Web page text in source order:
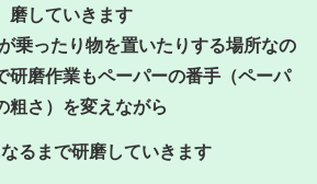
磨していきます
乗ったり物を置いたりする場所なの
研磨作業もペーパーの番手（ペーパ
粗さ）を変えながら
るまで研磨していきます